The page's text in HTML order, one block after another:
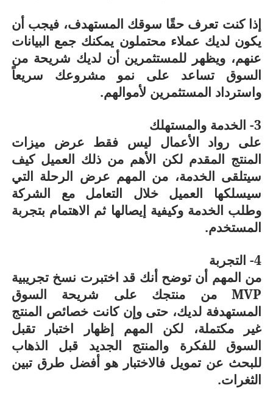
إذا كنت تعرف حقًا سوقك المستهدف، فيجب أن
يكون لديك عملاء محتملون يمكنك جمع البيانات
عنهم، ويظهر للمستثمرين أن لديك شريحة من
السوق تساعد على نمو مشروعك سريعاً
واسترداد المستثمرين لأموالهم.
3- الخدمة والمستهلك
على رواد الأعمال ليس فقط عرض ميزات
المنتج المقدم لكن الأهم من ذلك العميل كيف
سيتلقى الخدمة، من المهم عرض الرحلة التي
سيسلكها العميل خلال التعامل مع الشركة
وطلب الخدمة وكيفية إيصالها ثم الاهتمام بتجربة
المستخدم.
4- التجربة
من المهم أن توضح أنك قد اختبرت نسخ تجريبية
MVP
من منتجك على شريحة السوق
المستهدفة لديك، حتى وإن كانت خصائص المنتج
غير مكتملة، لكن المهم إظهار اختبار تقبل
السوق للفكرة والمنتج الجديد قبل الذهاب
للبحث عن تمويل فالاختبار هو أفضل طرق تبين
الثغرات.